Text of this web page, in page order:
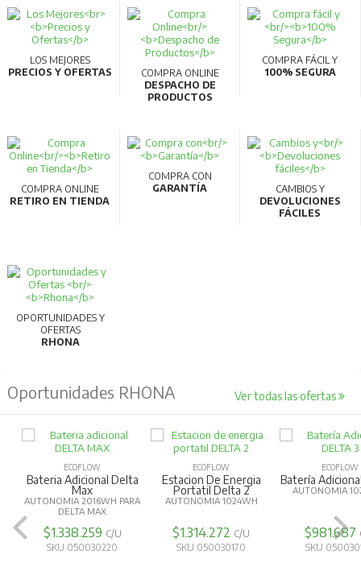
LOS MEJORES
PRECIOS Y OFERTAS
COMPRA ONLINE
DESPACHO DE
PRODUCTOS
COMPRA FÁCIL Y
100% SEGURA
COMPRA ONLINE
RETIRO EN TIENDA
COMPRA CON
GARANTÍA
CAMBIOS Y
DEVOLUCIONES
FÁCILES
OPORTUNIDADES Y
OFERTAS
RHONA
Oportunidades RHONA Ver todas las ofertas
ECOFLOW
Bateria Adicional Delta
Max
AUTONOMIA 2016WH PARA
DELTA MAX
$1.338.259 C/U
SKU 050030220
ECOFLOW
Estacion De Energia
Portatil Delta 2
AUTONOMIA 1024WH
$1.314.272 C/U
SKU 050030170
ECOFLOW
Batería
AUTONOMIA
$981.687
SKU